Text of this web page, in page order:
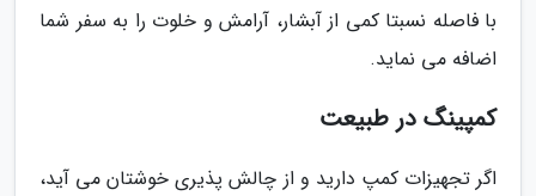
با فاصله نسبتا کمی از آبشار، آرامش و خلوت را به سفر شما
اضافه می نماید.
کمپینگ در طبیعت
اگر تجهیزات کمپ دارید و از چالش پذیری خوشتان می آید،